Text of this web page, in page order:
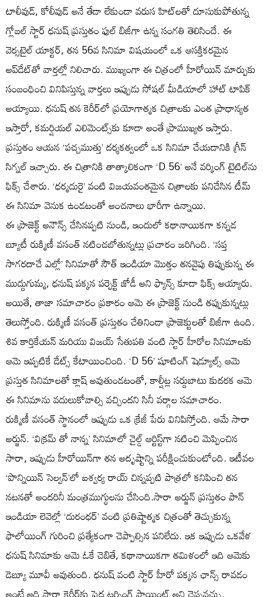
టాలీవుడ్, కోలీవుడ్ అనే తేడా లేకుండా వరుస హిట్‌లతో దూసుకుపోతున్న
గ్లోబల్ స్టార్ ధనుష్ ప్రస్తుతం ఫుల్ బిజీగా ఉన్న సంగతి తెలిసిందే. ఈ
వెర్సటైల్ యాక్టర్, తన 56వ సినిమా విషయంలో ఒక ఆసక్తికరమైన
అప్‌డేట్‌తో వార్తల్లో నిలిచారు. ముఖ్యంగా ఈ చిత్రంలో హీరోయిన్ మార్పుకు
సంబంధించి వినిపిస్తున్న వార్తలు ఇప్పుడు సోషల్ మీడియాలో హాట్ టాపిక్
అయ్యాయి. ధనుష్ తన కెరీర్‌లో ప్రయోగాత్మక చిత్రాలకు ఎంత ప్రాధాన్యత
ఇస్తారో, కమర్షియల్ ఎలిమెంట్స్‌కు కూడా అంతే ప్రాముఖ్యత ఇస్తారు.
ప్రస్తుతం ఆయన ‘పచ్చముత్తు’ దర్శకత్వంలో ఒక సినిమా చేయడానికి గ్రీన్
సిగ్నల్ ఇచ్చారు. ఈ చిత్రానికి తాత్కాలికంగా ‘D 56’ అనే వర్కింగ్ టైటిల్‌ను
ఫిక్స్ చేశారు. ‘ధర్మదురై’ వంటి విజయవంతమైన చిత్రాలకు పనిచేసిన టీమ్
ఈ సినిమా వెనుక ఉండటంతో అంచనాలు భారీగా ఉన్నాయి.
ఈ ప్రాజెక్ట్ అనౌన్స్ చేసినప్పటి నుండి, ఇందులో కథానాయికగా కన్నడ
బ్యూటీ రుక్మిణీ వసంత్ నటించబోతున్నట్లు ప్రచారం జరిగింది. ‘సప్త
సాగరదాచే ఎల్లో’ సినిమాతో సౌత్ ఇండియా మొత్తం తనవైపు తిప్పుకున్న ఈ
ముద్దుగుమ్మ, ధనుష్ పక్కన పర్ఫెక్ట్ జోడీ అని ఫ్యాన్స్ కూడా ఫిక్స్ అయ్యారు.
అయితే, తాజా సమాచారం ప్రకారం ఆమె ఈ ప్రాజెక్ట్ నుండి తప్పుకున్నట్లు
తెలుస్తోంది. రుక్మిణీ వసంత్ ప్రస్తుతం చేతినిండా ప్రాజెక్టులతో బిజీగా ఉంది.
శివ కార్తికేయన్ మరియు విజయ్ సేతుపతి వంటి స్టార్ హీరోల సినిమాలకు
ఆమె ఇప్పటికే డేట్స్ కేటాయించింది. ‘D 56’ షూటింగ్ షెడ్యూల్స్ ఆమె
ప్రస్తుత సినిమాలతో క్లాష్ అవుతుండటంతో, కాల్షీట్ల సర్దుబాటు కుదరక ఆమె
ఈ సినిమాను వదులుకోవాల్సి వచ్చిందని సినీ వర్గాల సమాచారం.
రుక్మిణీ వసంత్ స్థానంలో ఇప్పుడు ఒక క్రేజీ పేరు వినిపిస్తోంది. ఆమే సారా
అర్జున్. ‘విక్రమ్ తో నాన్న’ సినిమాలో చైల్డ్ ఆర్టిస్ట్‌గా నటించి మెప్పించిన
సారా, ఇప్పుడు హీరోయిన్‌గా తన అదృష్టాన్ని పరీక్షించుకుంటోంది. ఇటీవల
‘పొన్నియిన్ సెల్వన్’లో ఐశ్వర్య రాయ్ చిన్నప్పటి పాత్రలో కనిపించి తన
నటనతో అందరినీ మంత్రముగ్ధులను చేసింది.సారా అర్జున్ ప్రస్తుతం పాన్
ఇండియా లెవెల్లో ‘దురంధర్’ వంటి ప్రతిష్టాత్మక చిత్రంతో తెచ్చుకున్న
ఫాలోయింగ్ గురించి ప్రత్యేకంగా చెప్పాల్సిన పనిలేదు. ఇక ఇప్పుడు ఒకవేళ
ధనుష్ సినిమాకు ఆమె ఓకే చెబితే, కథానాయికగా తమిళంలో ఇది ఆమెకు
డెబ్యూ మూవీ అవుతుంది. ధనుష్ వంటి స్టార్ హీరో పక్కన ఛాన్స్ రావడం